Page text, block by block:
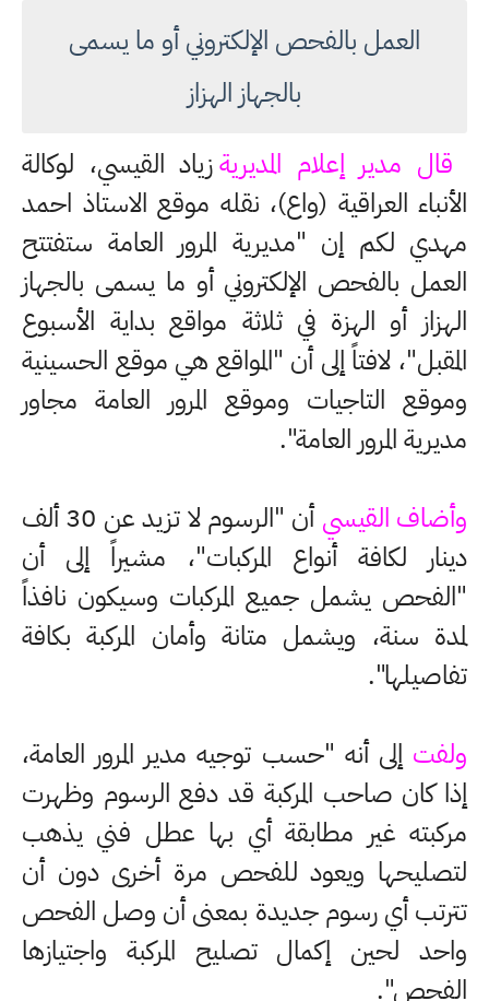
العمل بالفحص الإلكتروني أو ما يسمى
بالجهاز الهزاز
قال مدير إعلام المديريةزياد القيسي، لوكالة
الأنباء العراقية (واع)، نقله موقع الاستاذ احمد
مهدي لكم إن "مديرية المرور العامة ستفتتح
العمل بالفحص الإلكتروني أو ما يسمى بالجهاز
الهزاز أو الهزة في ثلاثة مواقع بداية الأسبوع
المقبل"، لافتاً إلى أن "المواقع هي موقع الحسينية
وموقع التاجيات وموقع المرور العامة مجاور
مديرية المرور العامة".
وأضاف القيسي
أن "الرسوم لا تزيد عن 30 ألف
دينار لكافة أنواع المركبات"، مشيراً إلى أن
"الفحص يشمل جميع المركبات وسيكون نافذاً
لمدة سنة، ويشمل متانة وأمان المركبة بكافة
تفاصيلها".
ولفت إلى أنه "حسب توجيه مدير المرور العامة،
إذا كان صاحب المركبة قد دفع الرسوم وظهرت
مركبته غير مطابقة أي بها عطل فني يذهب
لتصليحها ويعود للفحص مرة أخرى دون أن
تترتب أي رسوم جديدة بمعنى أن وصل الفحص
واحد لحين إكمال تصليح المركبة واجتيازها
الفحص".